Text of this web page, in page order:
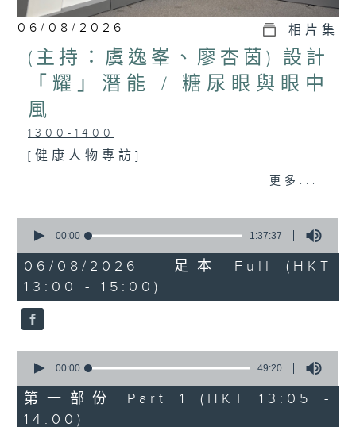
06/08/2026 相片集
(主持：虞逸峯、廖杏茵) 設計
「耀」潛能 / 糖尿眼與眼中
風
1300-1400
[健康人物專訪]
總監)、曾傲晴(香港耀能協會愛睿綜合職
業康復服務中心導師)、蔡文涵(香港耀能
協會愛睿綜合職業康復服務中心學員)
[醫學會會診日]
主題：糖尿眼與眼中風
嘉賓：熊健慧醫生 (眼科專科醫生)
更多...
seconds
1
hour,
37
minutes,
37
seconds
00:00 1:37:37
06/08/2026 - 足本 Full (HKT
13:00 - 15:00)
seconds
49
minutes,
20
00:00 49:20
第一部份 Part 1 (HKT 13:05 -
14:00)